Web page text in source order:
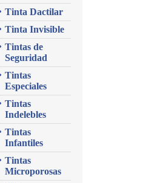
Tinta Dactilar
Tinta Invisible
Tintas de
Seguridad
Tintas
Especiales
Tintas
Indelebles
Tintas
Infantiles
Tintas
Microporosas